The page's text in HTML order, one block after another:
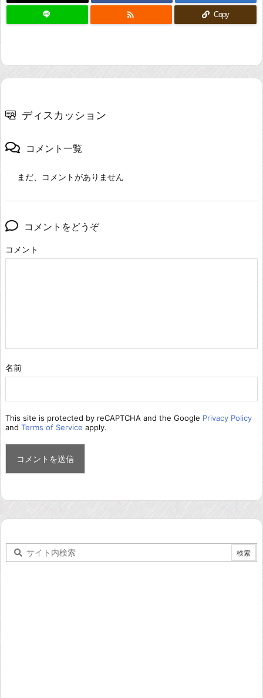
 Copy
ディスカッション
コメント一覧
まだ、コメントがありません
コメントをどうぞ
コメント
名前
This site is protected by reCAPTCHA and the Google Privacy Policy
and Terms of Service apply.